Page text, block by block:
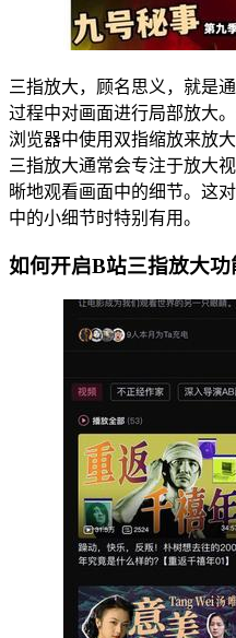
三指放大，顾名思义，就是
过程中对画面进行局部放大
浏览器中使用双指缩放来放
三指放大通常会专注于放大
晰地观看画面中的细节。这
中的小细节时特别有用。
如何开启B站三指放大功